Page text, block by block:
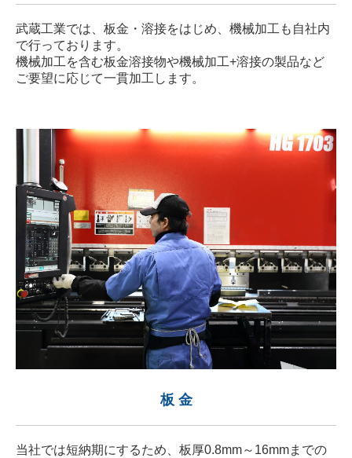
武蔵工業では、板金・溶接をはじめ、機械加工も自社内
で行っております。
機械加工を含む板金溶接物や機械加工+溶接の製品など
ご要望に応じて一貫加工します。
板 金
当社では短納期にするため、板厚0.8mm～16mmまでの